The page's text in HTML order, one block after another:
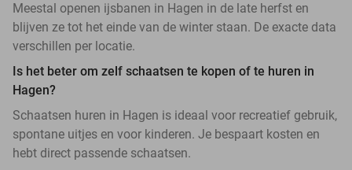
Meestal openen ijsbanen in Hagen in de late herfst en
blijven ze tot het einde van de winter staan. De exacte data
verschillen per locatie.
Is het beter om zelf schaatsen te kopen of te huren in
Hagen?
Schaatsen huren in Hagen is ideaal voor recreatief gebruik,
spontane uitjes en voor kinderen. Je bespaart kosten en
hebt direct passende schaatsen.